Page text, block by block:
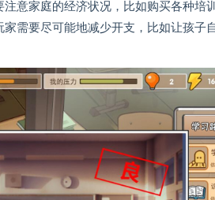
意家庭的经济状况，比如购买各种培
需要尽可能地减少开支，比如让孩子